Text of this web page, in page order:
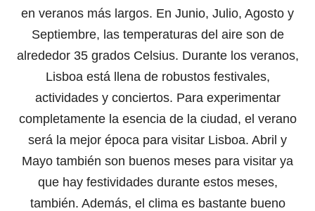
en veranos más largos. En Junio, Julio, Agosto y
Septiembre, las temperaturas del aire son de
alrededor 35 grados Celsius. Durante los veranos,
Lisboa está llena de robustos festivales,
actividades y conciertos. Para experimentar
completamente la esencia de la ciudad, el verano
será la mejor época para visitar Lisboa. Abril y
Mayo también son buenos meses para visitar ya
que hay festividades durante estos meses,
también. Además, el clima es bastante bueno